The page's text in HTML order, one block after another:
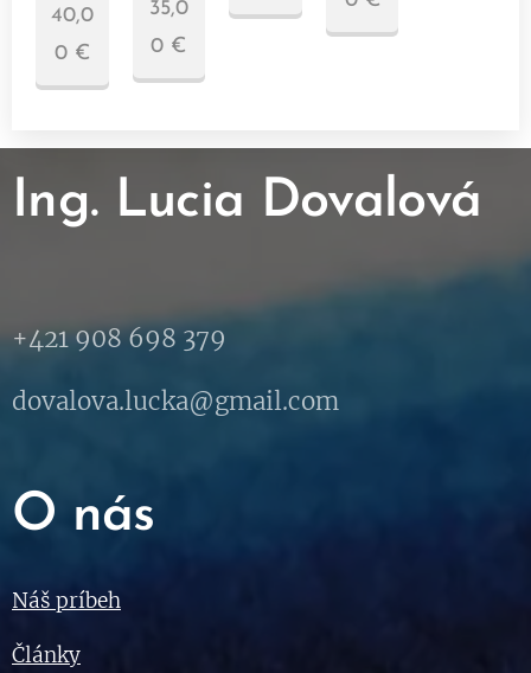
40,0
0€
35,0
0 €
Ing. Lucia Dovalová
+421 908 698 379
dovalova.lucka@gmail.com
O nás
Náš príbeh
Články